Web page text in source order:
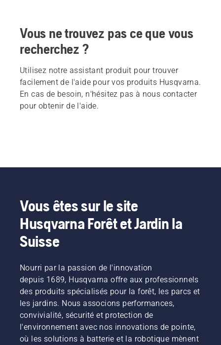
Vous ne trouvez pas ce que vous
recherchez ?
Utilisez notre assistant produit pour trouver
facilement de l'aide pour vos produits Husqvarna.
En cas de besoin, n'hésitez pas à nous contacter
pour obtenir de l'aide.
Vous êtes sur le site
Husqvarna Forêt et Jardin la
Suisse
Nourri par la passion de l'innovation
depuis 1689, Husqvarna offre aux professionnels
des produits spécialisés pour la forêt, les parcs et
les jardins. Nous associons performances,
convivialité, sécurité et protection de
l'environnement avec nos innovations de pointe,
où les solutions à batterie et la robotique mènent